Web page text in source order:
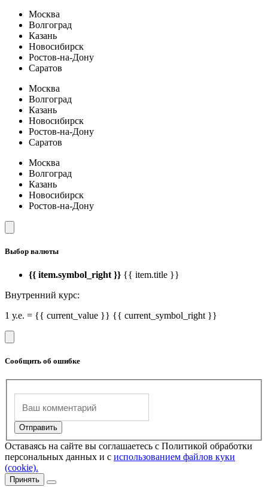
Москва
Волгоград
Казань
Новосибирск
Ростов-на-Дону
Саратов
Москва
Волгоград
Казань
Новосибирск
Ростов-на-Дону
Саратов
Москва
Волгоград
Казань
Новосибирск
Ростов-на-Дону
Выбор валюты
{{ item.symbol_right }} {{ item.title }}
Внутренний курс:
1 у.е. = {{ current_value }} {{ current_symbol_right }}
Сообщить об ошибке
Оставаясь на сайте вы соглашаетесь с Политикой обработки
персональных данных и с использованием файлов куки
(cookie).
Принять